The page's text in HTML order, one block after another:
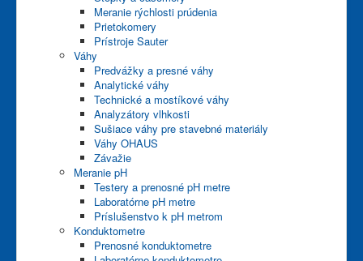
Meranie rýchlosti prúdenia
Prietokomery
Prístroje Sauter
Váhy
Predvážky a presné váhy
Analytické váhy
Technické a mostíkové váhy
Analyzátory vlhkosti
Sušiace váhy pre stavebné materiály
Váhy OHAUS
Závažie
Meranie pH
Testery a prenosné pH metre
Laboratórne pH metre
Príslušenstvo k pH metrom
Konduktometre
Prenosné konduktometre